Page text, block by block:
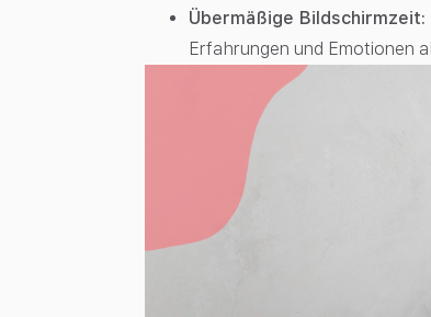
Übermäßige Bildschirmzeit:
Erfahrungen und Emotionen